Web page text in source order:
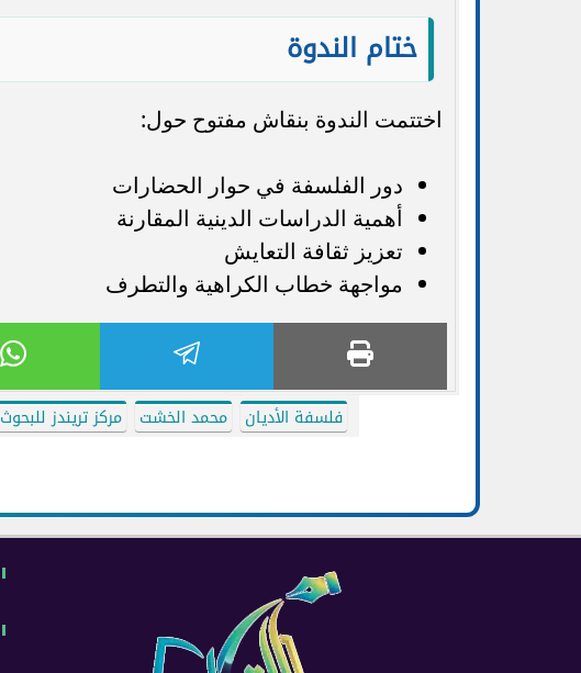
ختام الندوة
اختتمت الندوة بنقاش مفتوح حول:
دور الفلسفة في حوار الحضارات
أهمية الدراسات الدينية المقارنة
تعزيز ثقافة التعايش
مواجهة خطاب الكراهية والتطرف
فلسفة الأديان محمد الخشت مركز تريندز للبحوث